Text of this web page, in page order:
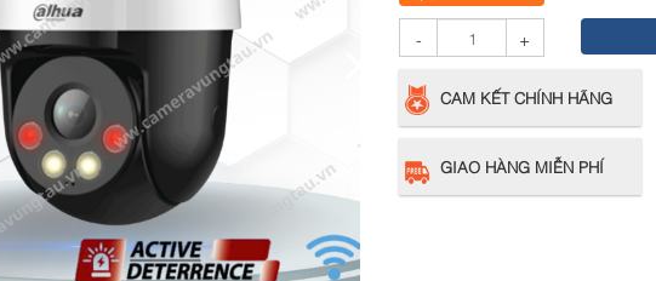
- +
CAM KẾT CHÍNH HÃNG
GIAO HÀNG MIỄN PHÍ